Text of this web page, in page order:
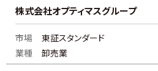
株式会社オプティマスグループ
市場
東証スタンダード
業種
卸売業